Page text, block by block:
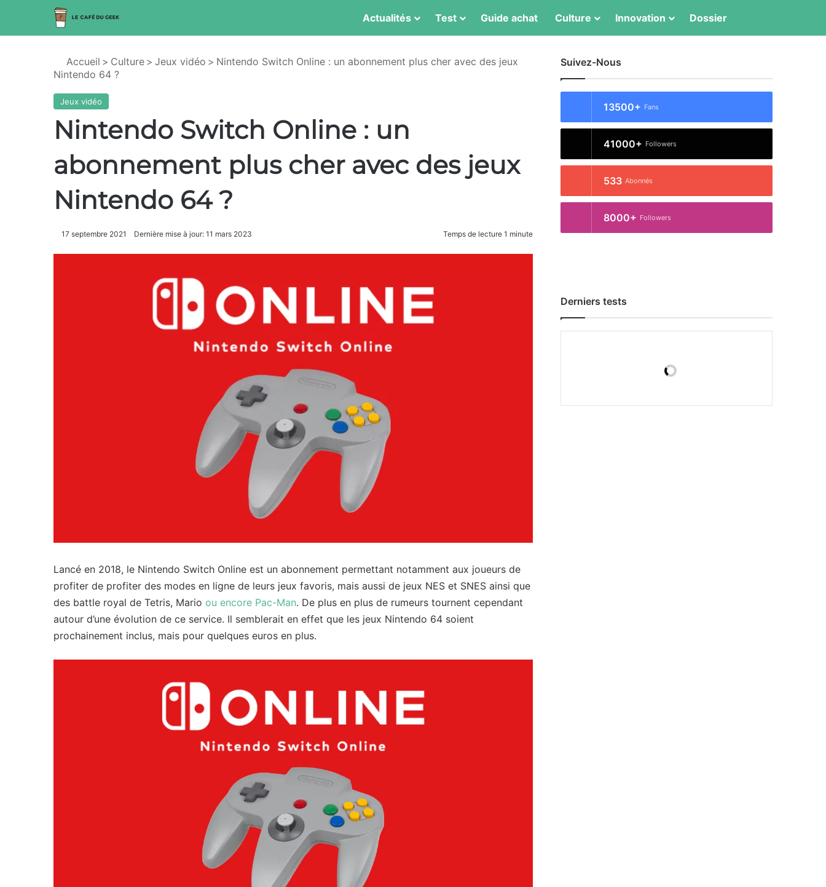
Actualités Test Guide achat Culture Innovation Dossier
Accueil > Culture > Jeux vidéo > Nintendo Switch Online : un abonnement plus cher avec des jeux
Nintendo 64 ?
Jeux vidéo
Nintendo Switch Online : un
abonnement plus cher avec des jeux
Nintendo 64 ?
17 septembre 2021 Dernière mise à jour: 11 mars 2023 Temps de lecture 1 minute
Lancé en 2018, le Nintendo Switch Online est un abonnement permettant notamment aux joueurs de
profiter de profiter des modes en ligne de leurs jeux favoris, mais aussi de jeux NES et SNES ainsi que
des battle royal de Tetris, Mario ou encore Pac-Man. De plus en plus de rumeurs tournent cependant
autour d’une évolution de ce service. Il semblerait en effet que les jeux Nintendo 64 soient
prochainement inclus, mais pour quelques euros en plus.
Suivez-Nous
13500+ Fans
41000+ Followers
533 Abonnés
8000+ Followers
Derniers tests